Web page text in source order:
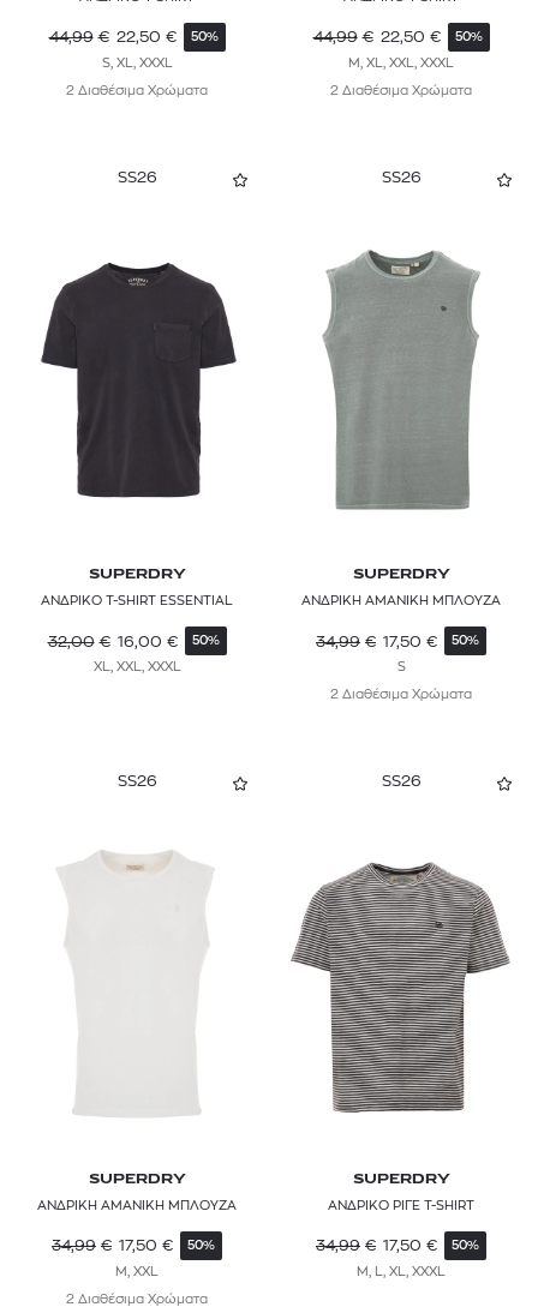
44,99 € 22,50 € 50%
S, XL, XXXL
2 Διαθέσιμα Χρώματα
44,99 € 22,50 € 50%
M, XL, XXL, XXXL
2 Διαθέσιμα Χρώματα
SS26
SUPERDRY
ΑΝΔΡΙΚΟ T-SHIRT ESSENTIAL
32,00 € 16,00 € 50%
XL, XXL, XXXL
SS26
SUPERDRY
ΑΝΔΡΙΚΗ ΑΜΑΝΙΚΗ ΜΠΛΟΥΖΑ
34,99 € 17,50 € 50%
S
2 Διαθέσιμα Χρώματα
SS26
SUPERDRY
ΑΝΔΡΙΚΗ ΑΜΑΝΙΚΗ ΜΠΛΟΥΖΑ
34,99 € 17,50 € 50%
M, XXL
2 Διαθέσιμα Χρώματα
SS26
SUPERDRY
ΑΝΔΡΙΚΟ ΡΙΓΕ T-SHIRT
34,99 € 17,50 € 50%
M, L, XL, XXXL